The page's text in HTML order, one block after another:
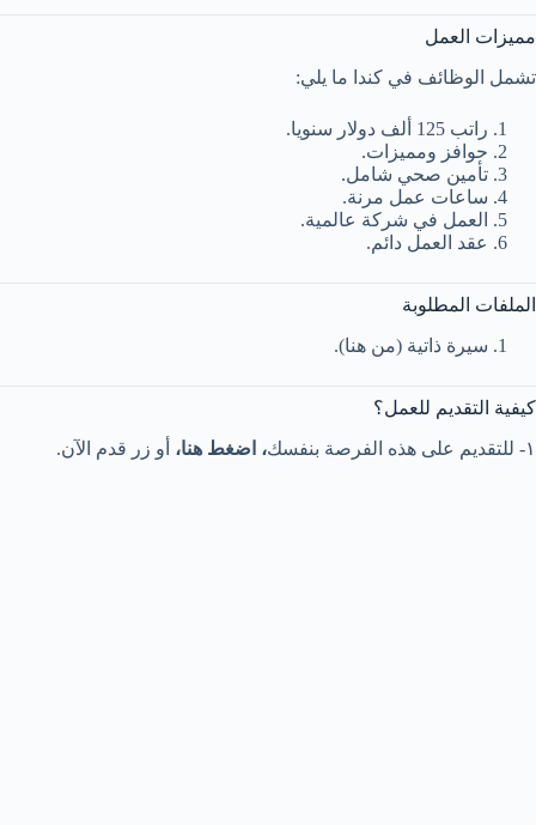
مميزات العمل
تشمل الوظائف في كندا ما يلي:
راتب 125 ألف دولار سنويا.
حوافز ومميزات.
تأمين صحي شامل.
ساعات عمل مرنة.
العمل في شركة عالمية.
عقد العمل دائم.
الملفات المطلوبة
سيرة ذاتية (من هنا).
كيفية التقديم للعمل؟
١- للتقديم على هذه الفرصة بنفسك
، اضغط هنا، أو زر قدم الآن.